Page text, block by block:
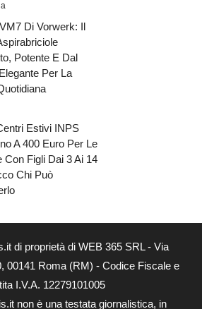
Di Vorwerk: Il
Potente E Dal
Per La
Estivi INPS
A 400 Euro Per Le
Con Figli Dai 3 Ai 14
Chi Può
di proprietà di WEB 365 SRL - Via
00141 Roma (RM) - Codice Fiscale e
I.V.A. 12279101005
non è una testata giornalistica, in